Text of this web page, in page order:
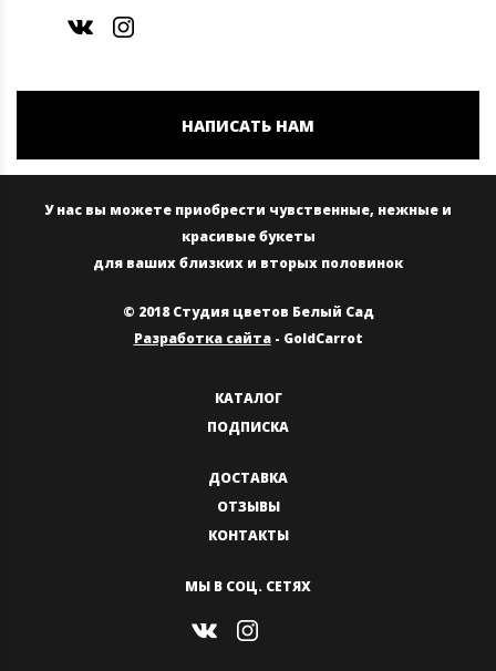
НАПИСАТЬ НАМ
У нас вы можете приобрести чувственные, нежные и
красивые букеты
для ваших близких и вторых половинок
© 2018 Студия цветов Белый Сад
Разработка сайта- GoldCarrot
КАТАЛОГ
ПОДПИСКА
ДОСТАВКА
ОТЗЫВЫ
КОНТАКТЫ
МЫ В СОЦ. СЕТЯХ